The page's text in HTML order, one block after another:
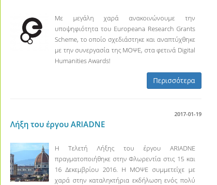
Με μεγάλη χαρά ανακοινώνουμε την
υποψηφιότητα του Europeana Research Grants
Scheme, το οποίο σχεδιάστηκε και αναπτύχθηκε
με την συνεργασία της ΜΟΨΕ, στα φετινά Digital
Humanities Awards!
Περισσότερα
2017-01-19
Λήξη του έργου ARIADNE
Η Τελετή Λήξης του έργου ARIADNE
πραγματοποιήθηκε στην Φλωρεντία στις 15 και
16 Δεκεμβρίου 2016. Η ΜΟΨΕ συμμετείχε με
χαρά στην καταληκτήρια εκδήλωση ενός πολύ